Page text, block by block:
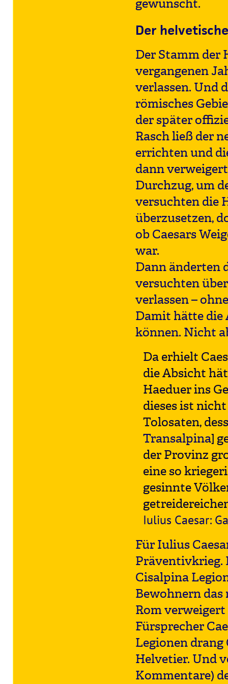
gewünscht.
Der
Der Stamm der
vergangenen
verlassen. Und
römisches
der später
Rasch ließ der
errichten und
dann
Durchzug, um
versuchten die
überzusetzen,
ob Caesars
war.
Dann änderten
versuchten
verlassen –
Damit hätte die
können. Nicht
Da erhielt
die Absicht
Haeduer ins
dieses ist
Tolosaten,
Transalpina]
der Provinz
eine so
gesinnte
Iulius Caesar:
Für Iulius
Präventivkrieg.
Cisalpina
Bewohnern
Rom
Fürsprecher
Legionen
Helvetier. Und
Kommentare)